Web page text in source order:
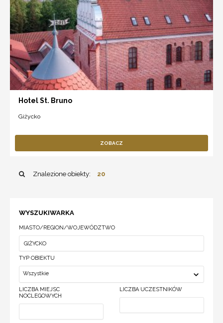
Hotel St. Bruno
Giżycko
ZOBACZ
Znalezione obiekty: 20
WYSZUKIWARKA
MIASTO/REGION/WOJEWÓDZTWO
TYP OBIEKTU
Wszystkie
LICZBA MIEJSC
NOCLEGOWYCH
LICZBA UCZESTNIKÓW